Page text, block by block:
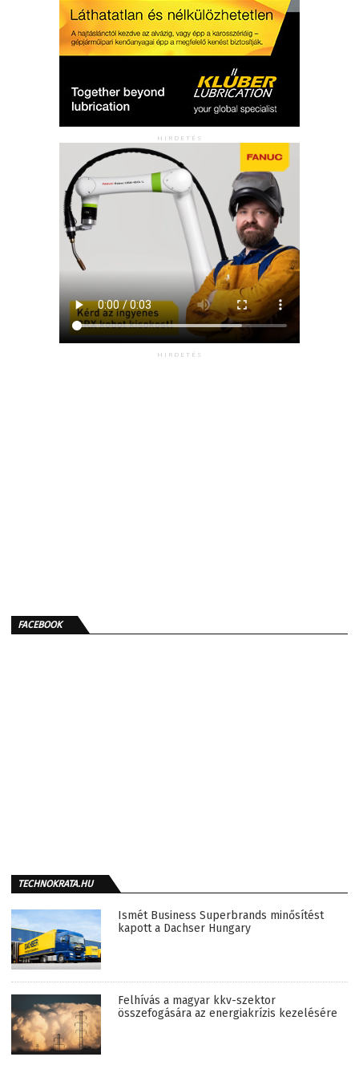
HIRDETÉS
HIRDETÉS
FACEBOOK
TECHNOKRATA.HU
Ismét Business Superbrands minősítést
kapott a Dachser Hungary
Felhívás a magyar kkv-szektor
összefogására az energiakrízis kezelésére